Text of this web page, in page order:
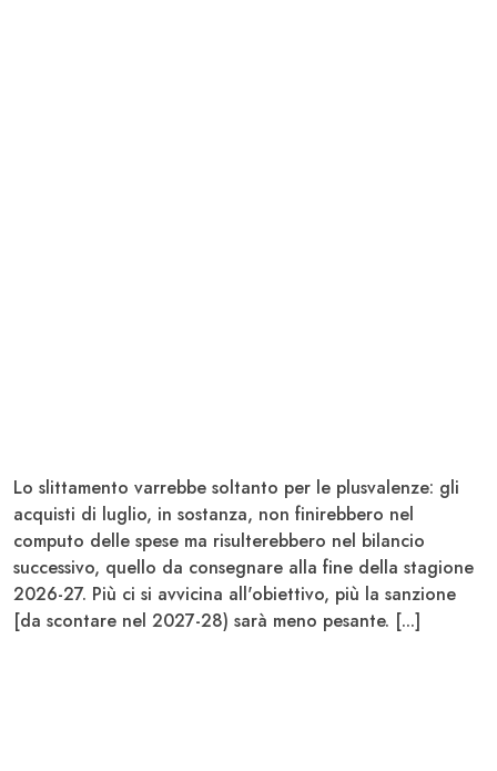
Lo slittamento varrebbe soltanto per le plusvalenze: gli
acquisti di luglio, in sostanza, non finirebbero nel
computo delle spese ma risulterebbero nel bilancio
successivo, quello da consegnare alla fine della stagione
2026-27. Più ci si avvicina all'obiettivo, più la sanzione
[da scontare nel 2027-28) sarà meno pesante. [...]